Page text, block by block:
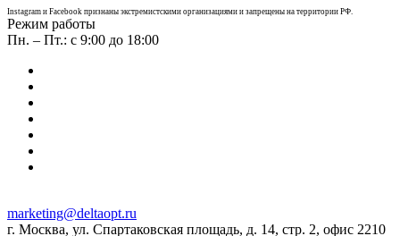
Instagram и Facebook признаны экстремистскими организациями и запрещены на территории РФ.
Режим работы
Пн. – Пт.: с 9:00 до 18:00
marketing@deltaopt.ru
г. Москва, ул. Спартаковская площадь, д. 14, стр. 2, офис 2210